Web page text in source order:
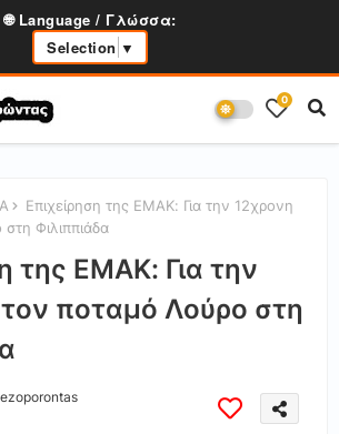
🌐 Language / Γλώσσα:
Selection ▼
0
Επιχείρηση της ΕΜΑΚ: Για την 12χρονη
Φιλιππιάδα
της ΕΜΑΚ: Για την
ποταμό Λούρο στη